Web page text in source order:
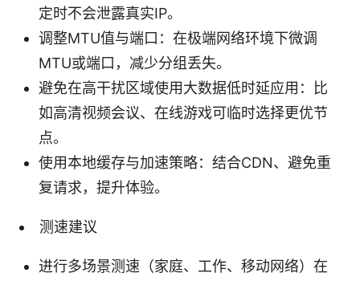
定时不会泄露真实IP。
调整MTU值与端口：在极端网络环境下微调
MTU或端口，减少分组丢失。
避免在高干扰区域使用大数据低时延应用：比
如高清视频会议、在线游戏可临时选择更优节
点。
使用本地缓存与加速策略：结合CDN、避免重
复请求，提升体验。
测速建议
进行多场景测速（家庭、工作、移动网络）在